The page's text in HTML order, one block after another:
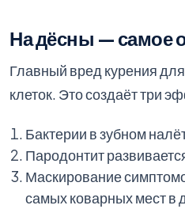
На дёсны — самое
Главный вред курения
клеток. Это создаёт три
Бактерии в зубном
Пародонтит
Маскирование
самых коварных мест в